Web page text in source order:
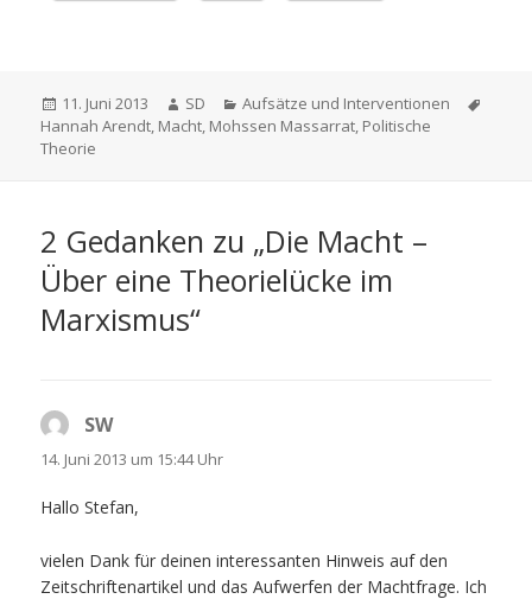
Veröffentlicht
am
11. Juni 2013 Autor
SD Kategorien
Aufsätze und Interventionen
Hannah Arendt, Macht, Mohssen Massarrat, Politische
Theorie
2 Gedanken zu „Die Macht –
Über eine Theorielücke im
Marxismus“
SWsagt:
14. Juni 2013 um 15:44 Uhr
Hallo Stefan,
vielen Dank für deinen interessanten Hinweis auf den
Zeitschriftenartikel und das Aufwerfen der Machtfrage. Ich